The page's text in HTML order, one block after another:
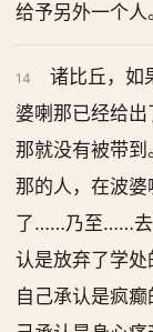
给予另外一个人
14
诸比丘，如
婆喇那已经给
那就没有被带
那的人，在波
了……乃至……去
认是放弃了学
自己承认是疯